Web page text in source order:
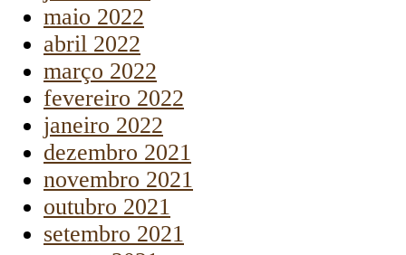
maio 2022
abril 2022
março 2022
fevereiro 2022
janeiro 2022
dezembro 2021
novembro 2021
outubro 2021
setembro 2021